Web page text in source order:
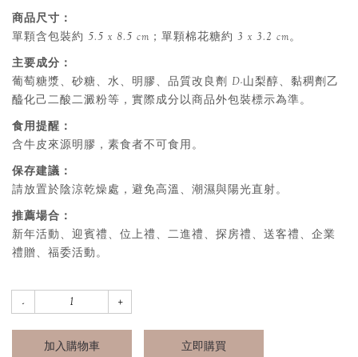
商品尺寸：
單顆含包裝約 5.5 x 8.5 cm；單顆棉花糖約 3 x 3.2 cm。
主要成分：
葡萄糖漿、砂糖、水、明膠、品質改良劑 D-山梨醇、黏稠劑乙
醯化己二酸二澱粉等，實際成分以商品外包裝標示為準。
食用提醒：
含牛皮來源明膠，素食者不可食用。
保存建議：
請放置於陰涼乾燥處，避免高溫、潮濕與陽光直射。
推薦場合：
新年活動、迎賓禮、位上禮、二進禮、探房禮、送客禮、企業
禮贈、福委活動。
加入購物車 立即購買